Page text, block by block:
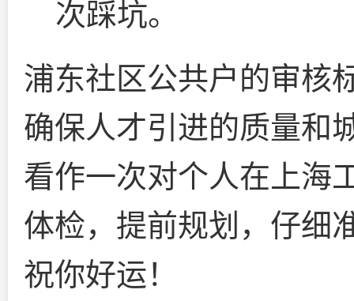
次踩坑。
浦东社区公共户的审核
确保人才引进的质量和
看作一次对个人在上海
体检，提前规划，仔细
祝你好运！